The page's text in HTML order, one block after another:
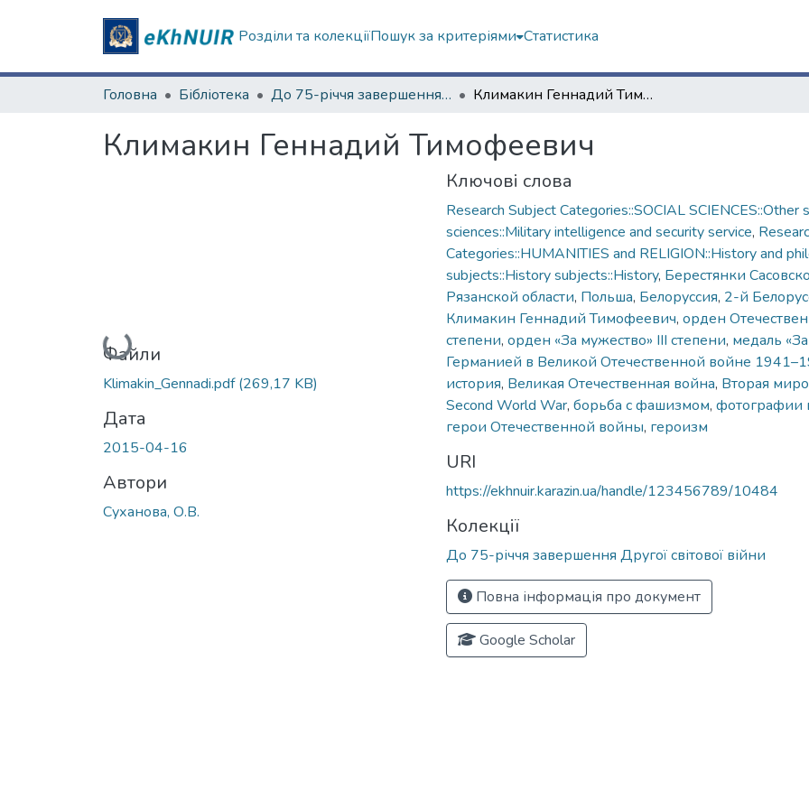
Розділи та колекціїПошук за критеріями Статистика
Головна Бібліотека До 75-річчя завершення Другої світової війни Климакин Геннадий Тимофеевич
Климакин Геннадий Тимофеевич
Вантажиться...
Файли
Klimakin_Gennadi.pdf(269,17 KB)
Дата
2015-04-16
Автори
Суханова, О.В.
Ключові слова
Research Subject Categories::SOCIAL SCIENCES::Other
sciences::Military intelligence and security service,
Categories::HUMANITIES and RELIGION::History and
subjects::History subjects::History, Берестянки
Рязанской области, Польша, Белоруссия, 2-й
Климакин Геннадий Тимофеевич, орден
степени, орден «За мужество» III степени, медаль
Германией в Великой Отечественной войне
история, Великая Отечественная война, Вторая
Second World War, борьба с фашизмом, фотографии
герои Отечественной войны, героизм
URI
https://ekhnuir.karazin.ua/handle/123456789/10484
Колекції
До 75-річчя завершення Другої світової війни
Повна інформація про документ
Google Scholar